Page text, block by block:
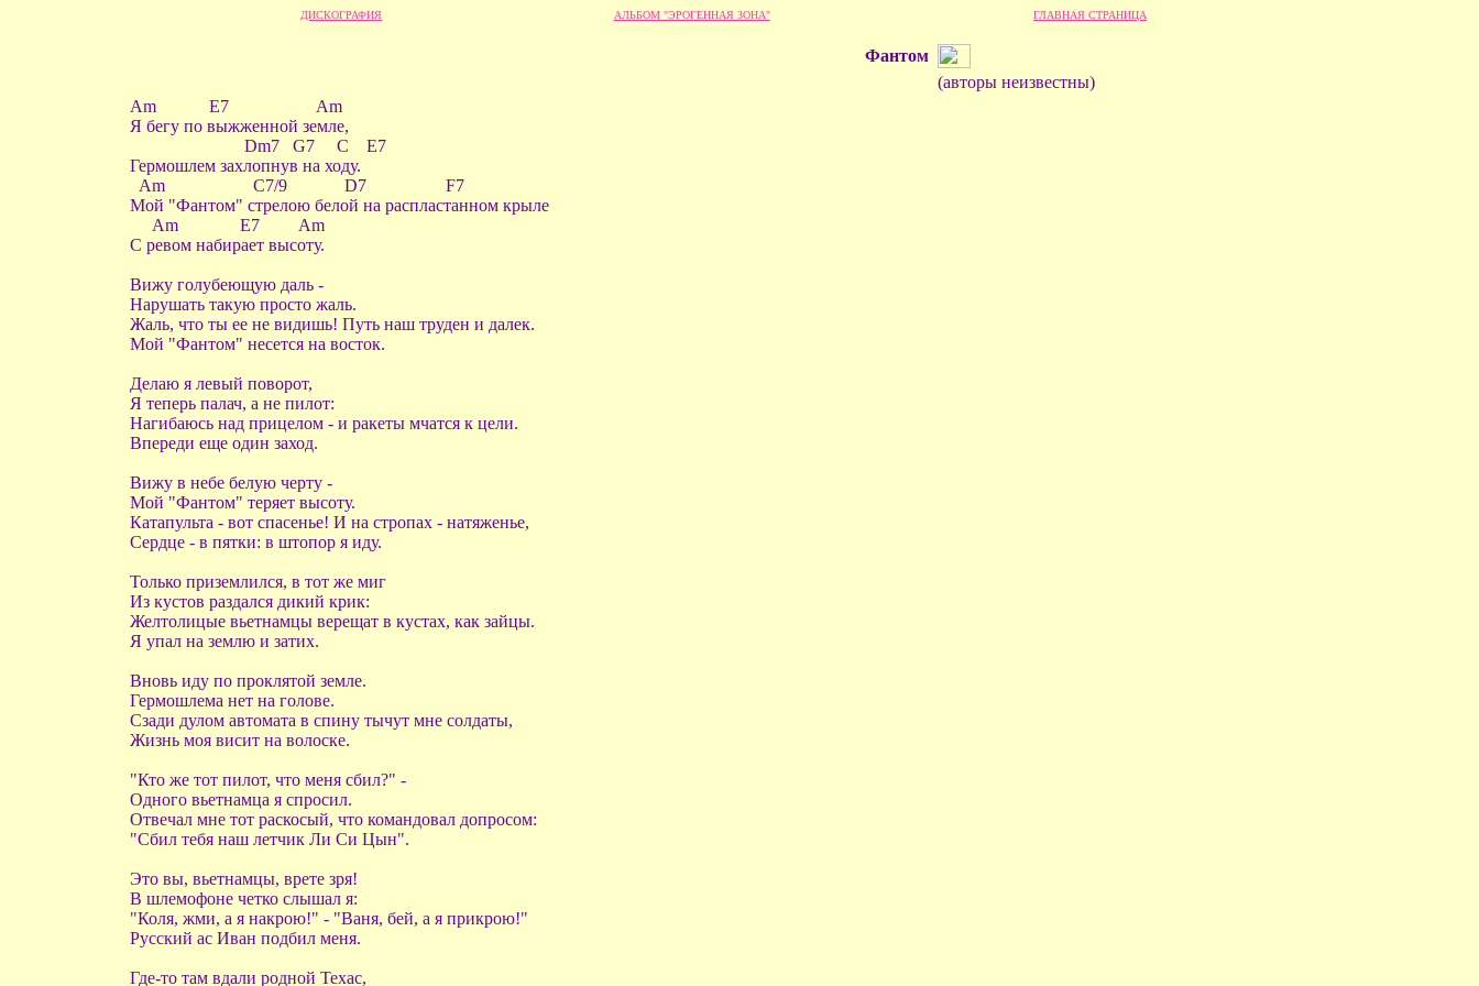
ДИСКОГРАФИЯ АЛЬБОМ "ЭРОГЕННАЯ ЗОНА" ГЛАВНАЯ СТРАНИЦА
Фантом
(авторы неизвестны)
Am E7 Am
Я бегу по выжженной земле,
Dm7 G7 C E7
Гермошлем захлопнув на ходу.
Am C7/9 D7 F7
Мой "Фантом" стрелою белой на распластанном крыле
Am E7 Am
С ревом набирает высоту.
Вижу голубеющую даль -
Нарушать такую просто жаль.
Жаль, что ты ее не видишь! Путь наш труден и далек.
Мой "Фантом" несется на восток.
Делаю я левый поворот,
Я теперь палач, а не пилот:
Нагибаюсь над прицелом - и ракеты мчатся к цели.
Впереди еще один заход.
Вижу в небе белую черту -
Мой "Фантом" теряет высоту.
Катапульта - вот спасенье! И на стропах - натяженье,
Сердце - в пятки: в штопор я иду.
Только приземлился, в тот же миг
Из кустов раздался дикий крик:
Желтолицые вьетнамцы верещат в кустах, как зайцы.
Я упал на землю и затих.
Вновь иду по проклятой земле.
Гермошлема нет на голове.
Сзади дулом автомата в спину тычут мне солдаты,
Жизнь моя висит на волоске.
"Кто же тот пилот, что меня сбил?" -
Одного вьетнамца я спросил.
Отвечал мне тот раскосый, что командовал допросом:
"Сбил тебя наш летчик Ли Си Цын".
Это вы, вьетнамцы, врете зря!
В шлемофоне четко слышал я:
"Коля, жми, а я накрою!" - "Ваня, бей, а я прикрою!"
Русский ас Иван подбил меня.
Где-то там вдали родной Техас,